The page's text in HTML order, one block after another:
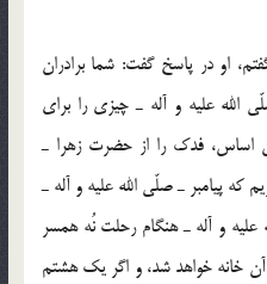
او در پاسخ گفت: شما برادران
الله عليه و آله ـ چيزي را براي
اساس، فدك را از حضرت زهرا ـ
كه پيامبر ـ صلّي الله عليه و آله ـ
عليه و آله ـ هنگام رحلت نُه همسر
آن خانه خواهد شد، و اگر يك هشتم